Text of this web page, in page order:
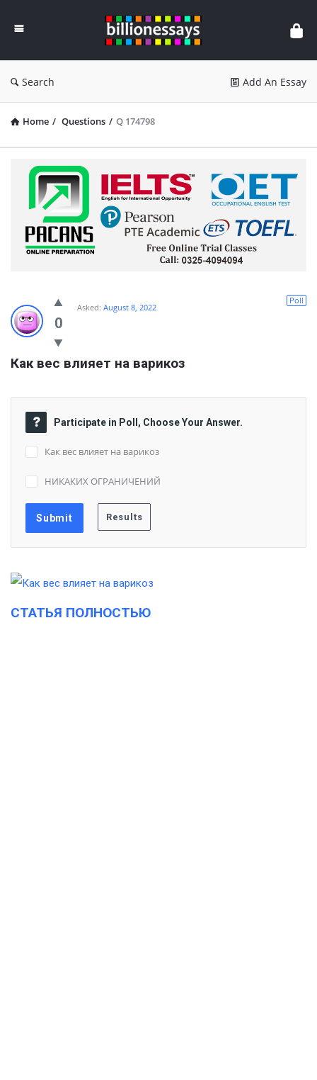
Essays
Search Add An Essay
Home / Questions / Q 174798
0
Poll
Asked: August 8, 2022
Как вес влияет на варикоз
Participate in Poll, Choose Your Answer.
Как вес влияет на варикоз
НИКАКИХ ОГРАНИЧЕНИЙ
СТАТЬЯ ПОЛНОСТЬЮ